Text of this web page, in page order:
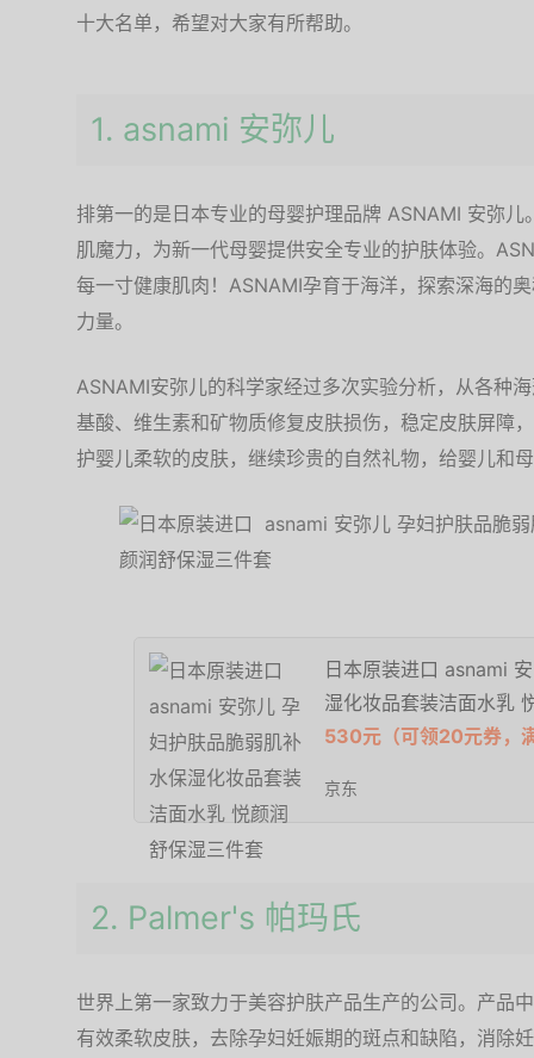
十大名单，希望对大家有所帮助。
1. asnami 安弥儿
排第一的是日本专业的母婴护理品牌 ASNAMI 安弥
肌魔力，为新一代母婴提供安全专业的护肤体验。
每一寸健康肌肉！ASNAMI孕育于海洋，探索深海的
力量。
ASNAMI安弥儿的科学家经过多次实验分析，从各种
基酸、维生素和矿物质修复皮肤损伤，稳定皮肤屏障
护婴儿柔软的皮肤，继续珍贵的自然礼物，给婴儿和
日本原装进口 asnami
湿化妆品套装洁面水乳
530元（可领20元券，
京东
2. Palmer's 帕玛氏
世界上第一家致力于美容护肤产品生产的公司。产品
有效柔软皮肤，去除孕妇妊娠期的斑点和缺陷，消除